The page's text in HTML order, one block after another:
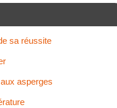
sa réussite
asperges